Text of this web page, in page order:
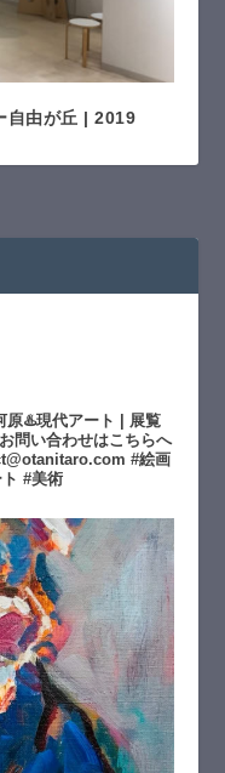
由が丘 | 2019
原♨️現代アート | 展覧
問い合わせはこちらへ
#絵画
#美術